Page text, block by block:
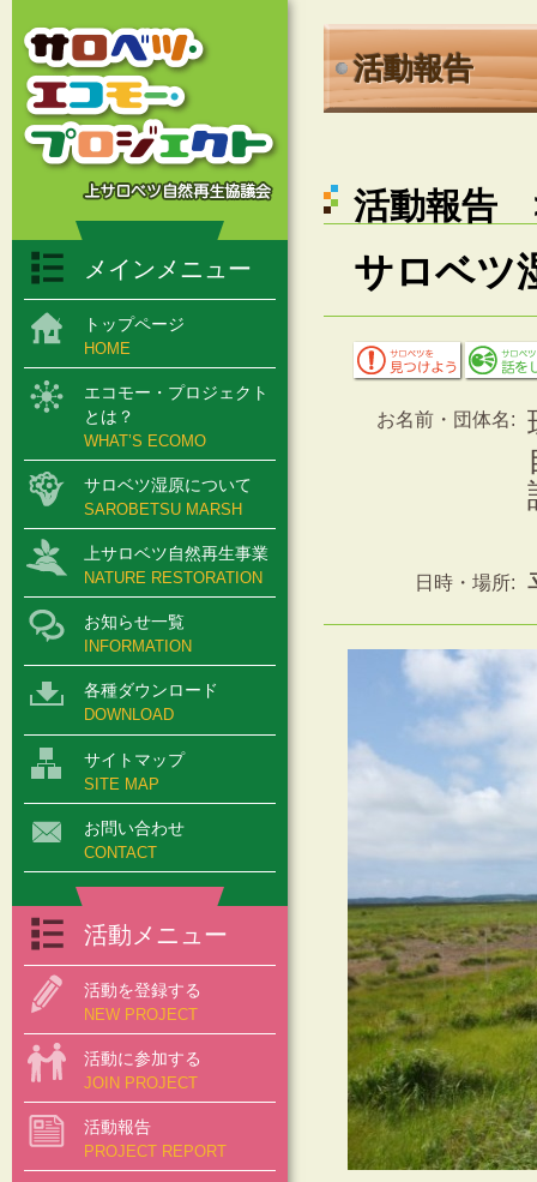
メインメニュー
トップページ
HOME
エコモー・プロジェクト
とは？
WHAT’S ECOMO
サロベツ湿原について
SAROBETSU MARSH
上サロベツ自然再生事業
NATURE RESTORATION
お知らせ一覧
INFORMATION
各種ダウンロード
DOWNLOAD
サイトマップ
SITE MAP
お問い合わせ
CONTACT
活動メニュー
活動を登録する
NEW PROJECT
活動に参加する
JOIN PROJECT
活動報告
PROJECT REPORT
活動報告
活動報
サロベツ
お名前・団体名:
日時・場所: